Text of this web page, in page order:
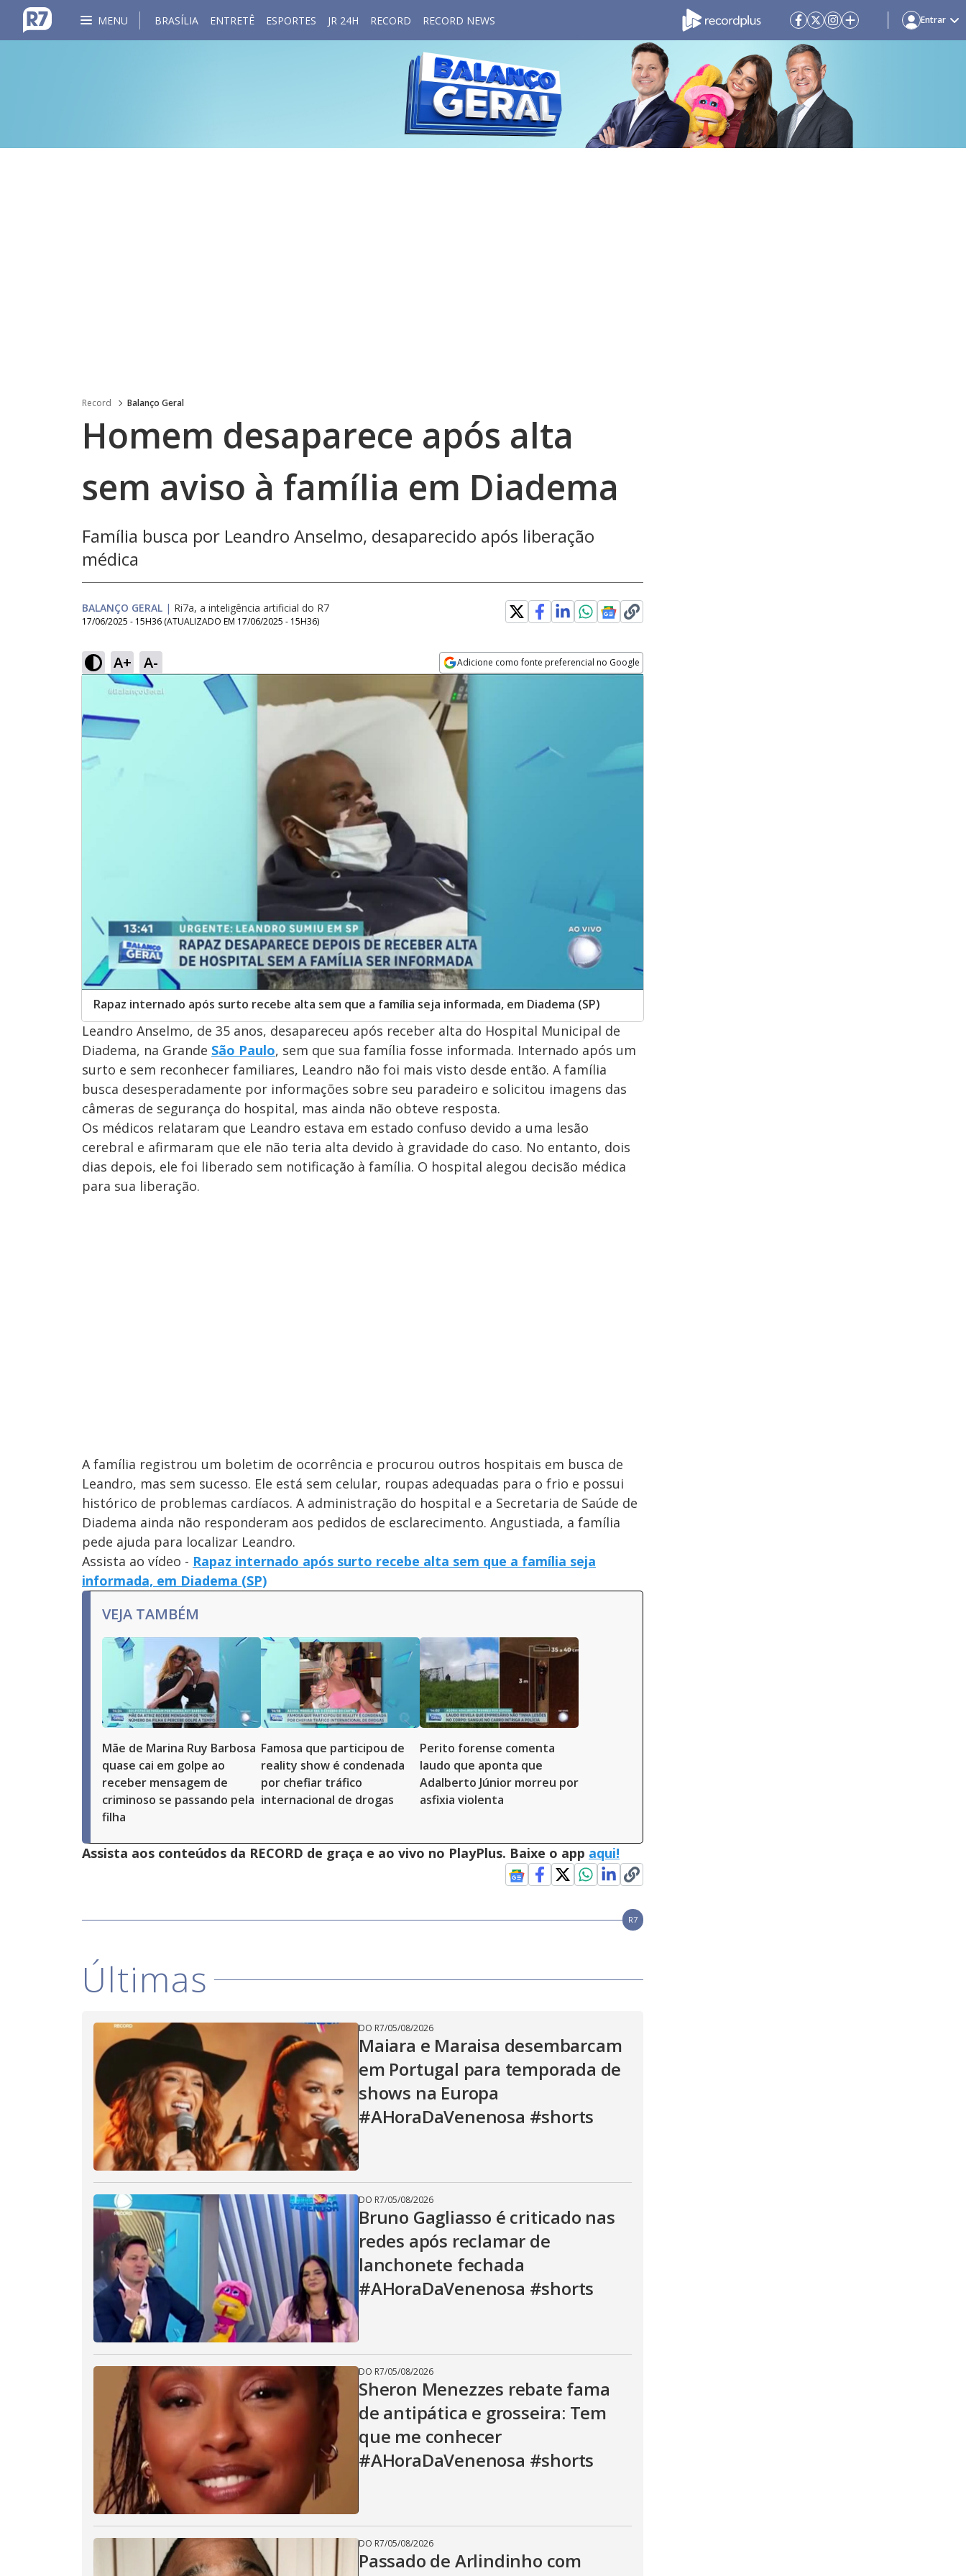
MENU BRASÍLIA ENTRETÊ ESPORTES JR 24H RECORD RECORD NEWS Entrar
Record Balanço Geral
Homem desaparece após alta
sem aviso à família em Diadema
Família busca por Leandro Anselmo, desaparecido após liberação
médica
BALANÇO GERAL | Ri7a, a inteligência artificial do R7
17/06/2025 - 15H36 (ATUALIZADO EM 17/06/2025 - 15H36)
A+ A- Adicione como fonte preferencial no Google
Opens in new window
Rapaz internado após surto recebe alta sem que a família seja informada, em Diadema (SP)
Leandro Anselmo, de 35 anos, desapareceu após receber alta do Hospital Municipal de
Diadema, na Grande São Paulo, sem que sua família fosse informada. Internado após um
surto e sem reconhecer familiares, Leandro não foi mais visto desde então. A família
busca desesperadamente por informações sobre seu paradeiro e solicitou imagens das
câmeras de segurança do hospital, mas ainda não obteve resposta.
Os médicos relataram que Leandro estava em estado confuso devido a uma lesão
cerebral e afirmaram que ele não teria alta devido à gravidade do caso. No entanto, dois
dias depois, ele foi liberado sem notificação à família. O hospital alegou decisão médica
para sua liberação.
A família registrou um boletim de ocorrência e procurou outros hospitais em busca de
Leandro, mas sem sucesso. Ele está sem celular, roupas adequadas para o frio e possui
histórico de problemas cardíacos. A administração do hospital e a Secretaria de Saúde de
Diadema ainda não responderam aos pedidos de esclarecimento. Angustiada, a família
pede ajuda para localizar Leandro.
Assista ao vídeo - Rapaz internado após surto recebe alta sem que a família seja
informada, em Diadema (SP)
VEJA TAMBÉM
Mãe de Marina Ruy Barbosa
quase cai em golpe ao
receber mensagem de
criminoso se passando pela
filha
Famosa que participou de
reality show é condenada
por chefiar tráfico
internacional de drogas
Perito forense comenta
laudo que aponta que
Adalberto Júnior morreu por
asfixia violenta
Assista aos conteúdos da RECORD de graça e ao vivo no PlayPlus. Baixe o app aqui!
R7
Últimas
DO R7/05/08/2026
Maiara e Maraisa desembarcam
em Portugal para temporada de
shows na Europa
#AHoraDaVenenosa #shorts
DO R7/05/08/2026
Bruno Gagliasso é criticado nas
redes após reclamar de
lanchonete fechada
#AHoraDaVenenosa #shorts
DO R7/05/08/2026
Sheron Menezzes rebate fama
de antipática e grosseira: Tem
que me conhecer
#AHoraDaVenenosa #shorts
DO R7/05/08/2026
Passado de Arlindinho com